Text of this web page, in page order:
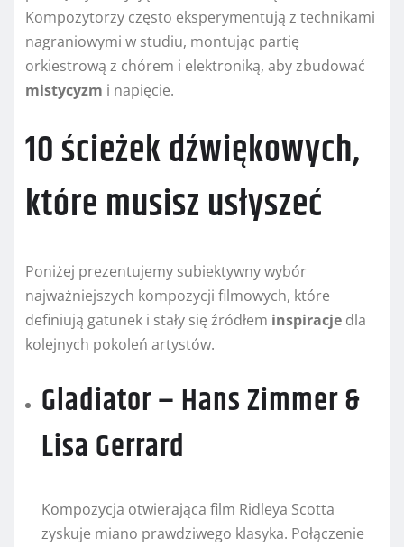
Kompozytorzy często eksperymentują z technikami
nagraniowymi w studiu, montując partię
orkiestrową z chórem i elektroniką, aby zbudować
mistycyzm i napięcie.
10 ścieżek dźwiękowych,
które musisz usłyszeć
Poniżej prezentujemy subiektywny wybór
najważniejszych kompozycji filmowych, które
definiują gatunek i stały się źródłem inspiracje dla
kolejnych pokoleń artystów.
Gladiator – Hans Zimmer &
Lisa Gerrard
Kompozycja otwierająca film Ridleya Scotta
zyskuje miano prawdziwego klasyka. Połączenie